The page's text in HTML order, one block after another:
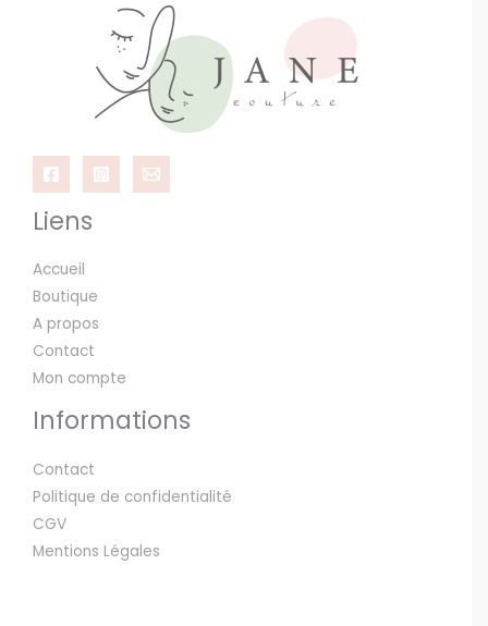
Liens
Accueil
Boutique
A propos
Contact
Mon compte
Informations
Contact
Politique de confidentialité
CGV
Mentions Légales